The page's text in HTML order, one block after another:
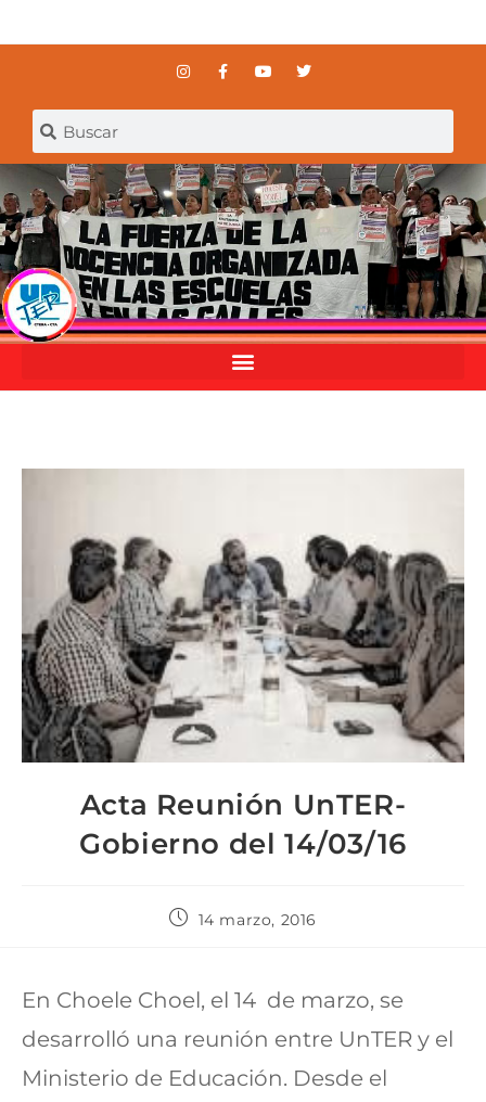
Acta Reunión UnTER-
Gobierno del 14/03/16
14 marzo, 2016
En Choele Choel, el 14 de marzo, se
desarrolló una reunión entre UnTER y el
Ministerio de Educación. Desde el